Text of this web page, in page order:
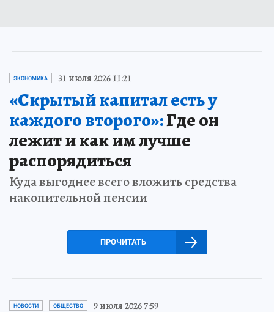
ЭКОНОМИКА 31 июля 2026 11:21
«Скрытый капитал есть у
каждого второго»:Где он
лежит и как им лучше
распорядиться
Куда выгоднее всего вложить средства
накопительной пенсии
ПРОЧИТАТЬ
НОВОСТИ ОБЩЕСТВО 9 июля 2026 7:59